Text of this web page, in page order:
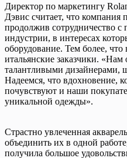
Директор по маркетингу
Дэвис считает, что компания
продолжив сотрудничество с
индустрии, в интересах
оборудование. Тем более,
итальянские заказчики. «Нам
талантливыми дизайнерами,
Надеемся, что вдохновение,
почувствуют и наши
уникальной одежды».
Страстно увлеченная
объединить их в одной
получила большое